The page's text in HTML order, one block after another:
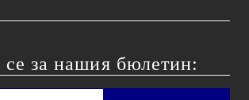
за нашия бюлетин: